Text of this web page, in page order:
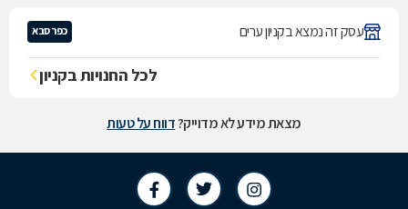
עסק זה נמצא בקניון ערים כפר סבא
לכל החנויות בקניון
מצאת מידע לא מדוייק?דווח על טעות